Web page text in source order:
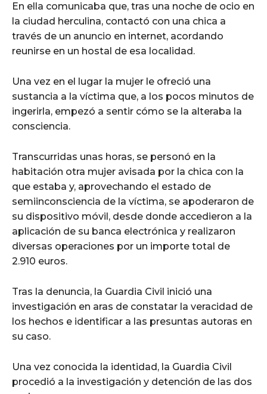
En ella comunicaba que, tras una noche de ocio en
la ciudad herculina, contactó con una chica a
través de un anuncio en internet, acordando
reunirse en un hostal de esa localidad.
Una vez en el lugar la mujer le ofreció una
sustancia a la víctima que, a los pocos minutos de
ingerirla, empezó a sentir cómo se la alteraba la
consciencia.
Transcurridas unas horas, se personó en la
habitación otra mujer avisada por la chica con la
que estaba y, aprovechando el estado de
semiinconsciencia de la víctima, se apoderaron de
su dispositivo móvil, desde donde accedieron a la
aplicación de su banca electrónica y realizaron
diversas operaciones por un importe total de
2.910 euros.
Tras la denuncia, la Guardia Civil inició una
investigación en aras de constatar la veracidad de
los hechos e identificar a las presuntas autoras en
su caso.
Una vez conocida la identidad, la Guardia Civil
procedió a la investigación y detención de las dos